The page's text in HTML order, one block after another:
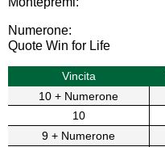
Numerone:
Quote Win for Life
Vincita
10 + Numerone
10
9 + Numerone